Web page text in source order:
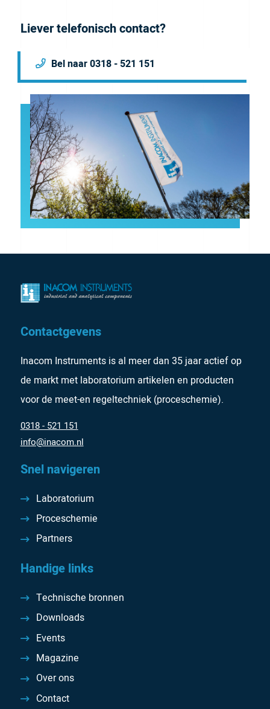
Liever telefonisch contact?
Bel naar 0318 - 521 151
Contactgevens
Inacom Instruments is al meer dan 35 jaar actief op
de markt met laboratorium artikelen en producten
voor de meet-en regeltechniek (proceschemie).
0318 - 521 151
info@inacom.nl
Snel navigeren
Laboratorium
Proceschemie
Partners
Handige links
Technische bronnen
Downloads
Events
Magazine
Over ons
Contact